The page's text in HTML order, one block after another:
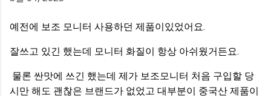
예전에 보조 모니터 사용하던 제품이있었어요.
잘쓰고 있긴 했는데 모니터 화질이 항상 아쉬웠거든요.
물론 싼맛에 쓰긴 했는데 제가 보조모니터 처음 구입할 당
시만 해도 괜찮은 브랜드가 없었고 대부분이 중국산 제품이